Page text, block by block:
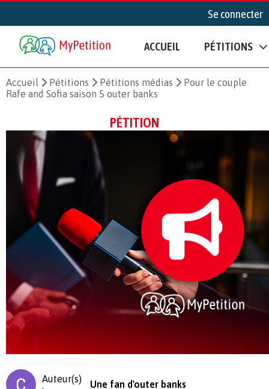
Se connecter
ACCUEIL PÉTITIONS
Accueil Pétitions Pétitions médias
Pour le couple
Rafe and Sofia saison 5 outer banks
PÉTITION
Auteur(s)
Une fan d'outer banks